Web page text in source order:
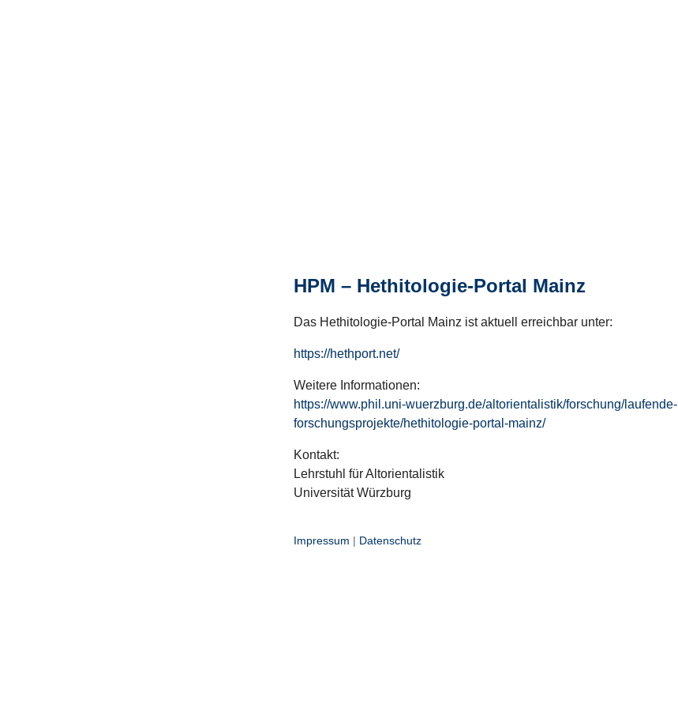
HPM – Hethitologie-Portal Mainz
Das Hethitologie-Portal Mainz ist aktuell erreichbar unter:
https://hethport.net/
Weitere Informationen:
https://www.phil.uni-wuerzburg.de/altorientalistik/forschung/laufende-
forschungsprojekte/hethitologie-portal-mainz/
Kontakt:
Lehrstuhl für Altorientalistik
Universität Würzburg
Impressum | Datenschutz